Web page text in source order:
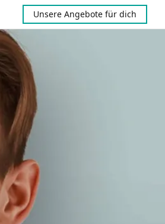
Unsere Angebote für dich